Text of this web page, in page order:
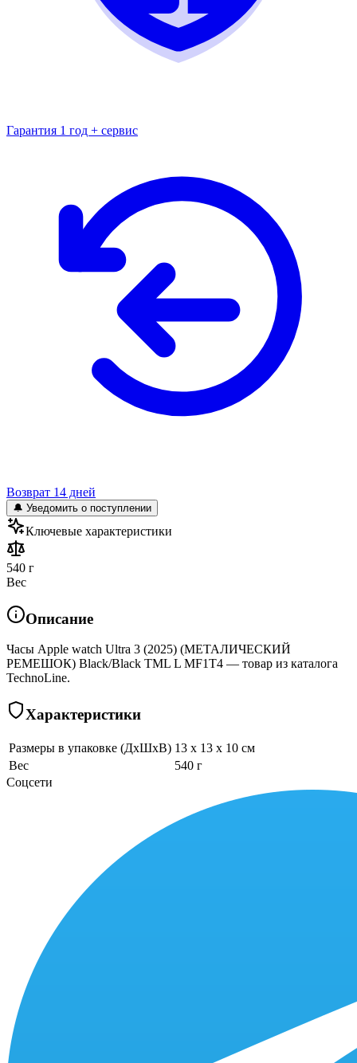
Гарантия 1 год + сервис
Возврат 14 дней
🔔 Уведомить о поступлении
Ключевые характеристики
540 г
Вес
Описание
Часы Apple watch Ultra 3 (2025) (МЕТАЛИЧЕСКИЙ
РЕМЕШОК) Black/Black TML L MF1T4 — товар из каталога
TechnoLine.
Характеристики
Размеры в упаковке (ДхШхВ) 13 x 13 x 10 см
Вес
540 г
Соцсети